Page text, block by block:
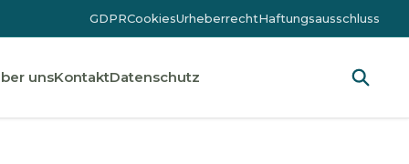
GDPRCookiesUrheberrechtHaftungsausschluss
unsKontaktDatenschutz